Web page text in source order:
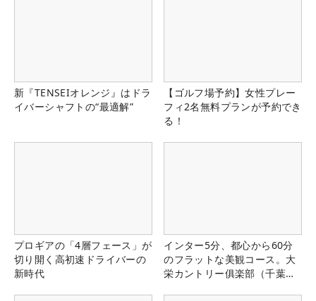
新『TENSEIオレンジ』はドラ
イバーシャフトの“最適解”
【ゴルフ場予約】女性プレー
フィ2名無料プランが予約でき
る！
プロギアの「4層フェース」が
切り開く高初速ドライバーの
新時代
インター5分、都心から60分
のフラットな美観コース。大
栄カントリー俱楽部（千葉